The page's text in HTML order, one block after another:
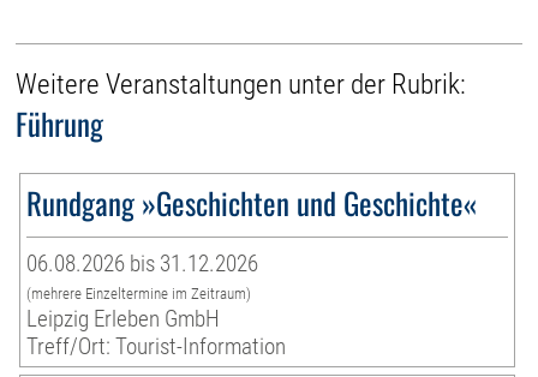
Weitere Veranstaltungen unter der Rubrik:
Führung
Rundgang »Geschichten und Geschichte«
06.08.2026 bis 31.12.2026
(mehrere Einzeltermine im Zeitraum)
Leipzig Erleben GmbH
Treff/Ort: Tourist-Information